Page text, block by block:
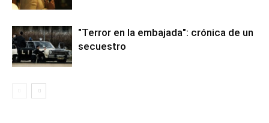
"Terror en la embajada": crónica de un
secuestro